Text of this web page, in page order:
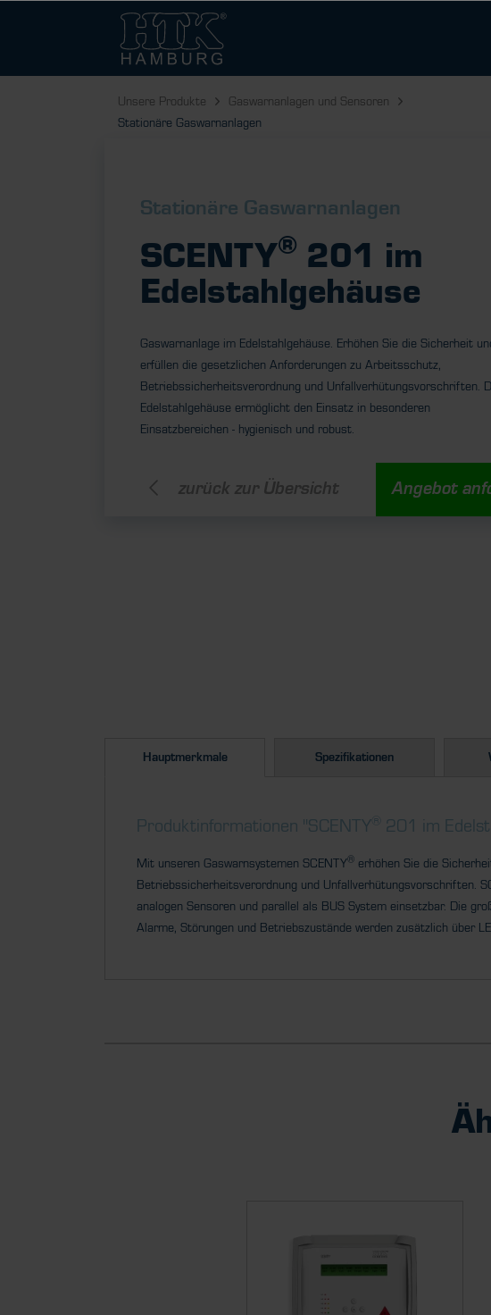
Unsere Produkte
Gaswarnanlagen und Sensoren
Stationäre Gaswarnanlagen
Stationäre Gaswarnanlagen
SCENTY® 201 im
Edelstahlgehäuse
Gaswarnanlage im Edelstahlgehäuse. Erhöhen Sie die Sicherheit
erfüllen die gesetzlichen Anforderungen zu Arbeitsschutz,
Betriebssicherheitsverordnung und Unfallverhütungsvorschriften.
Edelstahlgehäuse ermöglicht den Einsatz in besonderen
Einsatzbereichen - hygienisch und robust.
zurück zur Übersicht Angebot
Hauptmerkmale Spezifikationen
Produktinformationen "SCENTY ® 201 im
Mit unseren Gaswarnsystemen SCENTY® erhöhen Sie die
Betriebssicherheitsverordnung und Unfallverhütungsvorschriften.
analogen Sensoren und parallel als BUS System einsetzbar. Die
Alarme, Störungen und Betriebszustände werden zusätzlich über